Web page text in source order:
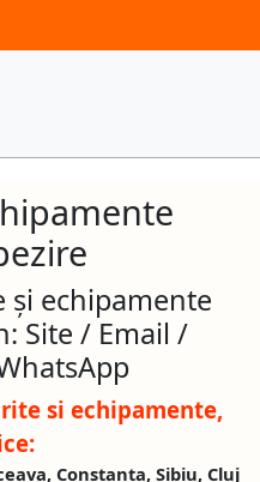
și echipamente
Site / Email /
si echipamente,
Constanta, Sibiu, Cluj